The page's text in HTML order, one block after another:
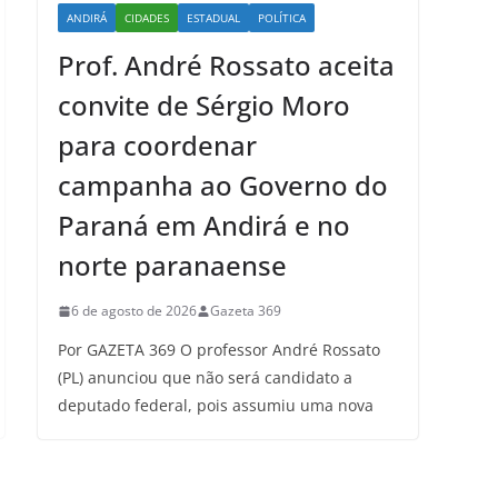
ANDIRÁ CIDADES ESTADUAL POLÍTICA
Prof. André Rossato aceita
convite de Sérgio Moro
para coordenar
campanha ao Governo do
Paraná em Andirá e no
norte paranaense
6 de agosto de 2026 Gazeta 369
Por GAZETA 369 O professor André Rossato
(PL) anunciou que não será candidato a
deputado federal, pois assumiu uma nova